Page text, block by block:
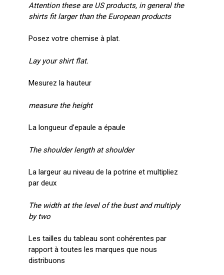
Attention these are US products, in general the
shirts fit larger than the European products
Posez votre chemise à plat.
Lay your shirt flat.
Mesurez la hauteur
measure the height
La longueur d’epaule a épaule
The shoulder length at shoulder
La largeur au niveau de la potrine et multipliez
par deux
The width at the level of the bust and multiply
by two
Les tailles du tableau sont cohérentes par
rapport à toutes les marques que nous
distribuons